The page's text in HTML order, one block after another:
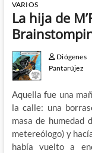
VARIOS
La hija de
Diógenes
Pantarújez
Aquella fue una
la calle: una
masa de humedad
metereólogo) y
había vuelto a